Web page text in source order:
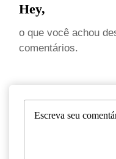
Hey,
o que você achou
comentários.